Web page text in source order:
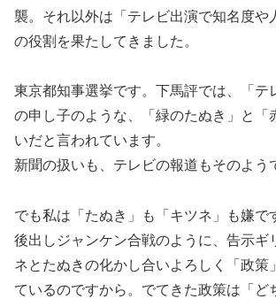
襲。それ以外は「テレビ出演で知名度や
の役割を果たしてきました。
東京都知事選挙です。下馬評では、「テ
の申し子のような、「緑のたぬき」と「
いだと言われています。
新聞の扱いも、テレビの報道もそのよう
でも私は「たぬき」も「キツネ」も嫌で
後出しジャンケン合戦のように、告示ギ
ネとたぬきの化かし合いよろしく「政策
ているのですから。でてきた政策は「ど